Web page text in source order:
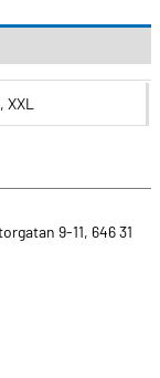
XXL
9-11, 646 31